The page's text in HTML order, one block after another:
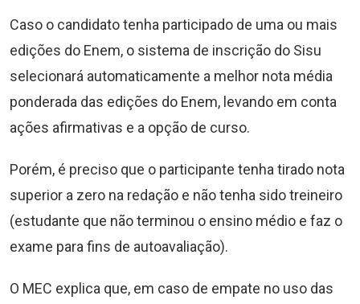
Caso o candidato tenha participado de uma ou mais
edições do Enem, o sistema de inscrição do Sisu
selecionará automaticamente a melhor nota média
ponderada das edições do Enem, levando em conta
ações afirmativas e a opção de curso.
Porém, é preciso que o participante tenha tirado nota
superior a zero na redação e não tenha sido treineiro
(estudante que não terminou o ensino médio e faz o
exame para fins de autoavaliação).
O MEC explica que, em caso de empate no uso das